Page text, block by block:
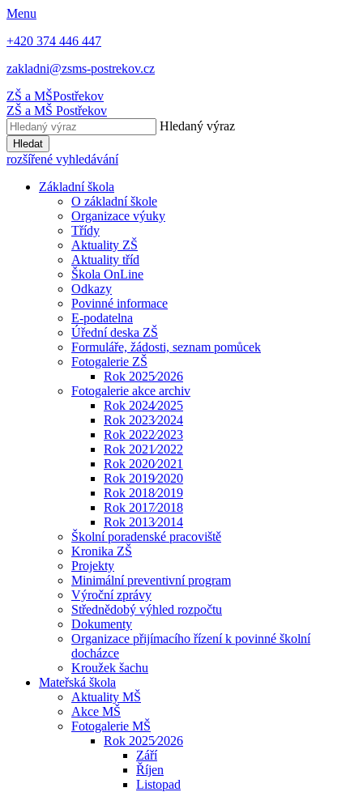
Menu
+420 374 446 447
zakladni@zsms-postrekov.cz
ZŠ a MŠPostřekov
ZŠ a MŠ Postřekov
Hledaný výraz
Hledat
rozšířené vyhledávání
Základní škola
O základní škole
Organizace výuky
Třídy
Aktuality ZŠ
Aktuality tříd
Škola OnLine
Odkazy
Povinné informace
E-podatelna
Úřední deska ZŠ
Formuláře, žádosti, seznam pomůcek
Fotogalerie ZŠ
Rok 2025⁄2026
Fotogalerie akce archiv
Rok 2024⁄2025
Rok 2023⁄2024
Rok 2022⁄2023
Rok 2021⁄2022
Rok 2020⁄2021
Rok 2019⁄2020
Rok 2018⁄2019
Rok 2017⁄2018
Rok 2013⁄2014
Školní poradenské pracoviště
Kronika ZŠ
Projekty
Minimální preventivní program
Výroční zprávy
Střednědobý výhled rozpočtu
Dokumenty
Organizace přijímacího řízení k povinné školní
docházce
Kroužek šachu
Mateřská škola
Aktuality MŠ
Akce MŠ
Fotogalerie MŠ
Rok 2025⁄2026
Září
Říjen
Listopad